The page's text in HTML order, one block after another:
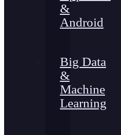
&
Android
Big Data
&
Machine
Learning